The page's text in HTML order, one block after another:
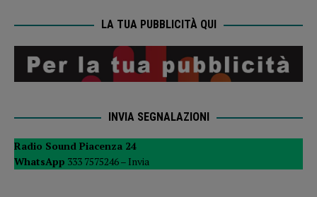
LA TUA PUBBLICITÀ QUI
INVIA SEGNALAZIONI
Radio Sound Piacenza 24
WhatsApp 333 7575246 – Invia